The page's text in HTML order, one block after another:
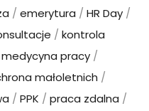
/ emerytura / HR Day /
/ kontrola
medycyna pracy /
małoletnich /
/ PPK / praca zdalna /